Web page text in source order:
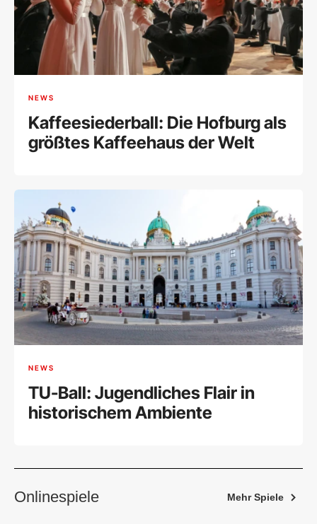
NEWS
Kaffeesiederball: Die Hofburg als
größtes Kaffeehaus der Welt
NEWS
TU-Ball: Jugendliches Flair in
historischem Ambiente
Onlinespiele Mehr Spiele